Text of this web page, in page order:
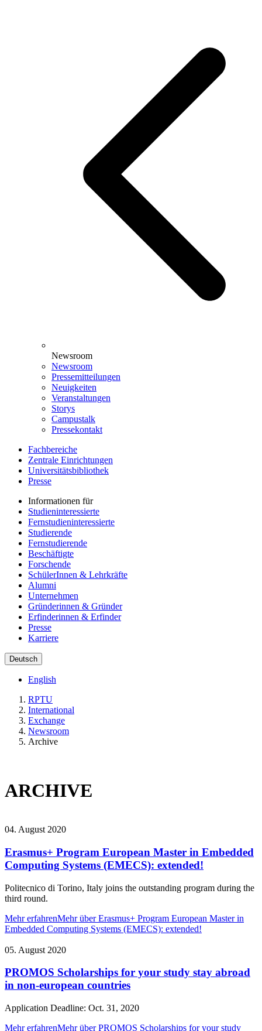
Newsroom
Newsroom
Pressemitteilungen
Neuigkeiten
Veranstaltungen
Storys
Campustalk
Pressekontakt
Fachbereiche
Zentrale Einrichtungen
Universitätsbibliothek
Presse
Informationen für
Studieninteressierte
Fernstudieninteressierte
Studierende
Fernstudierende
Beschäftigte
Forschende
SchülerInnen & Lehrkräfte
Alumni
Unternehmen
Gründerinnen & Gründer
Erfinderinnen & Erfinder
Presse
Karriere
Deutsch
English
RPTU
International
Exchange
Newsroom
Archive
ARCHIVE
04. August 2020
Erasmus+ Program European Master in Embedded
Computing Systems (EMECS): extended!
Politecnico di Torino, Italy joins the outstanding program during the
third round.
Mehr erfahrenMehr über Erasmus+ Program European Master in
Embedded Computing Systems (EMECS): extended!
05. August 2020
PROMOS Scholarships for your study stay abroad
in non-european countries
Application Deadline: Oct. 31, 2020
Mehr erfahrenMehr über PROMOS Scholarships for your study